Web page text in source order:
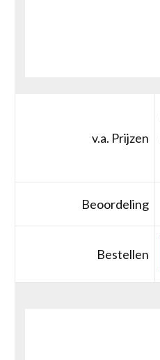
v.a. Prijzen
Beoordeling
Bestellen